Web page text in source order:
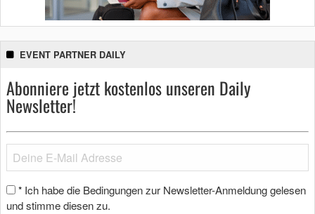
EVENT PARTNER DAILY
Abonniere jetzt kostenlos unseren Daily
Newsletter!
* Ich habe die Bedingungen zur Newsletter-Anmeldung gelesen
und stimme diesen zu.